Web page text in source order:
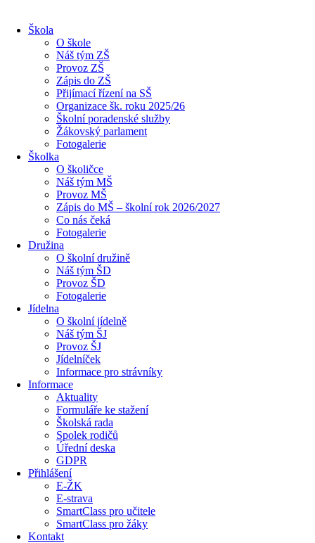
Škola
O škole
Náš tým ZŠ
Provoz ZŠ
Zápis do ZŠ
Přijímací řízení na SŠ
Organizace šk. roku 2025/26
Školní poradenské služby
Žákovský parlament
Fotogalerie
Školka
O školičce
Náš tým MŠ
Provoz MŠ
Zápis do MŠ – školní rok 2026/2027
Co nás čeká
Fotogalerie
Družina
O školní družině
Náš tým ŠD
Provoz ŠD
Fotogalerie
Jídelna
O školní jídelně
Náš tým ŠJ
Provoz ŠJ
Jídelníček
Informace pro strávníky
Informace
Aktuality
Formuláře ke stažení
Školská rada
Spolek rodičů
Úřední deska
GDPR
Přihlášení
E-ŽK
E-strava
SmartClass pro učitele
SmartClass pro žáky
Kontakt